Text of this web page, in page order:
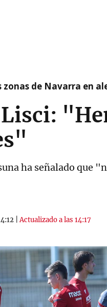
zonas de Navarra en
ha señalado que
|Actualizado a las 14:17